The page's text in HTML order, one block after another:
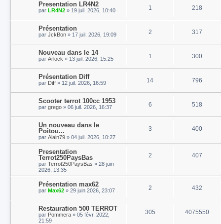
Presentation LR4N2
par LR4N2 » 19 juil. 2026, 10:40 1 218
Présentation
par JckBon » 17 juil. 2026, 19:09 2 317
Nouveau dans le 14
par Arlock » 13 juil. 2026, 15:25 1 300
Présentation Diff
par Diff » 12 juil. 2026, 16:59 14 796
Scooter terrot 100cc 1953
par grego » 06 juil. 2026, 16:37 6 518
Un nouveau dans le
Poitou...
par Alain79 » 04 juil. 2026, 10:27
3 400
Presentation
Terrot250PaysBas
par Terrot250PaysBas » 28 juin
2026, 13:35
2 407
Présentation max62
par Max62 » 29 juin 2026, 23:07 2 432
Restauration 500 TERROT
par Pommera » 05 févr. 2022,
21:59
305 4075550